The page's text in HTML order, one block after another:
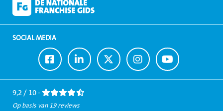
SOCIAL MEDIA
Ga
naar
Facebook
Ga
naar
LinkedIn
Ga
naar
Twitter
Ga
naar
Instagram
Ga
naar
Youtube
9,2 / 10 -
Op basis van 19 reviews